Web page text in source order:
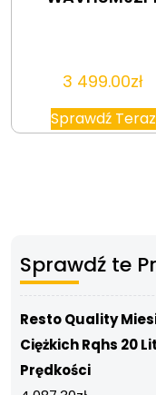
3 499.00zł
Sprawdź Teraz
Sprawdź te
Resto Quality
Ciężkich Rqhs 20
Prędkości